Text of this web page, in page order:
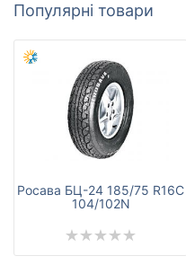
Популярні товари
Росава БЦ-24 185/75 R16C
104/102N